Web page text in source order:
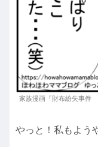
家族漫画『財布紛失事件
やっと！私もよう